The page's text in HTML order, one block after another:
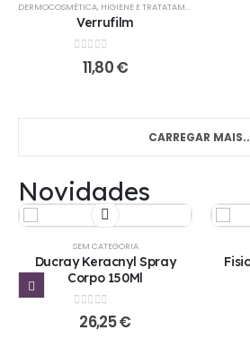
DERMOCOSMÉTICA, HIGIENE E TRATATAMENTO
Verrufilm
out of 5
11,80€
CARREGAR
Novidades
SEM CATEGORIA
Ducray Keracnyl Spray
Corpo 150Ml
out of 5
26,25€